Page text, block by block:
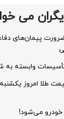
می
پیمان‌های
وابسته به
می‌شود!